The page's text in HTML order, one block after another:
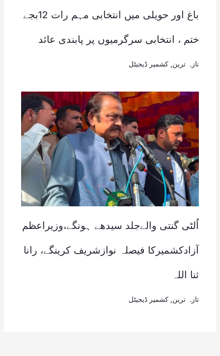
باغ اور حویلی میں انتخابی مہم رات 12بجے
ختم ، انتخابی سرگرمیوں پر پابندی عائد
تازہ ترین کشمیر ڈیجیٹل
اُلٹی گنتی والےجلد سیدھے ہونگے،وزیراعظم
آزادکشمیرکا فیصلہ نوازشریف کرینگے، رانا
ثنا اللہ
تازہ ترین کشمیر ڈیجیٹل